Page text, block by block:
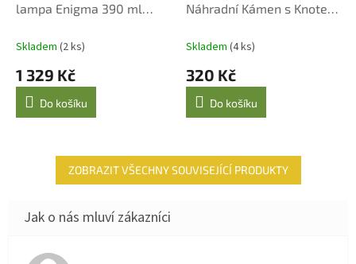
lampa Enigma 390 ml
Skladem (2 ks)
1 329 Kč
Do košíku
Náhradní Kámen s Knotem
Lampy
Skladem (4 ks)
320 Kč
Do košíku
ZOBRAZIT VŠECHNY SOUVISEJÍCÍ PRODUKTY